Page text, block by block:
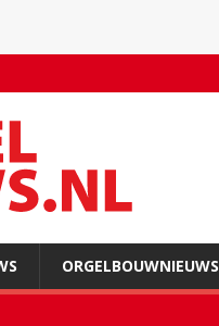
ORGELBOUWNIEUWS